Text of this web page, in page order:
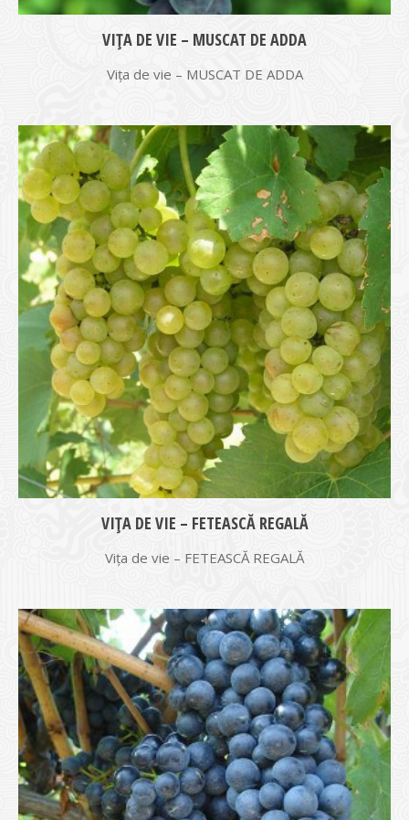
VIŢA DE VIE – MUSCAT DE ADDA
Vița de vie – MUSCAT DE ADDA
VIŢA DE VIE – FETEASCĂ REGALĂ
Vița de vie – FETEASCĂ REGALĂ